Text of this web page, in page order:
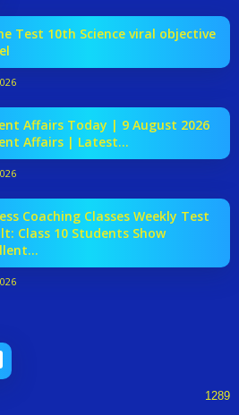
Test 10th Science viral objective
Affairs Today | 9 August 2026
Affairs | Latest...
Coaching Classes Weekly Test
Class 10 Students Show
1289